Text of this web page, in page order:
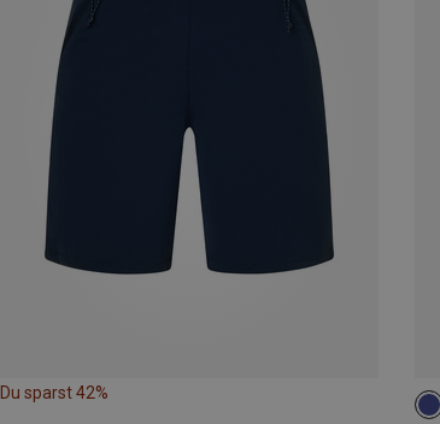
Du sparst 42%